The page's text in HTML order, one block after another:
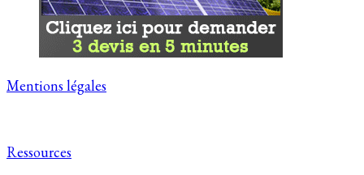
Mentions légales
Ressources